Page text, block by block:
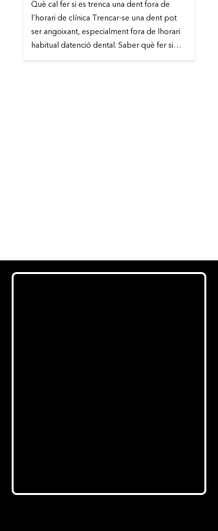
Què cal fer si es trenca una dent fora de
l’horari de clínica Trencar-se una dent pot
ser angoixant, especialment fora de lhorari
habitual datenció dental. Saber què fer si…